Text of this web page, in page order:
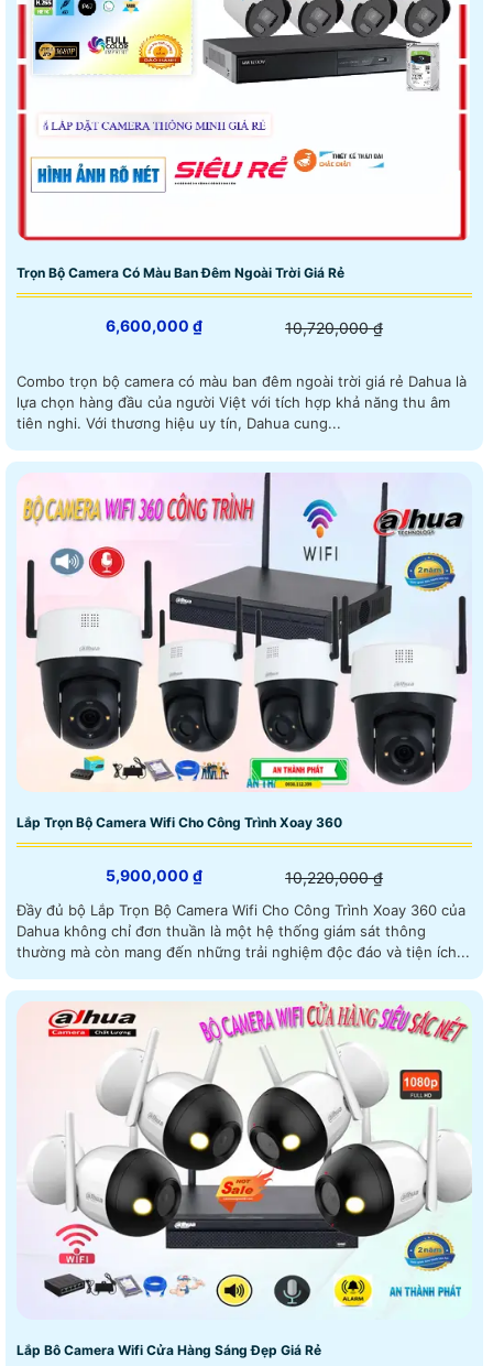
Trọn Bộ Camera Có Màu Ban Đêm Ngoài Trời Giá Rẻ
6,600,000 ₫ 10,720,000 ₫
Combo trọn bộ camera có màu ban đêm ngoài trời giá rẻ Dahua là
lựa chọn hàng đầu của người Việt với tích hợp khả năng thu âm
tiên nghi. Với thương hiệu uy tín, Dahua cung...
Lắp Trọn Bộ Camera Wifi Cho Công Trình Xoay 360
5,900,000 ₫ 10,220,000 ₫
Đầy đủ bộ Lắp Trọn Bộ Camera Wifi Cho Công Trình Xoay 360 của
Dahua không chỉ đơn thuần là một hệ thống giám sát thông
thường mà còn mang đến những trải nghiệm độc đáo và tiện ích...
Lắp Bô Camera Wifi Cửa Hàng Sáng Đẹp Giá Rẻ